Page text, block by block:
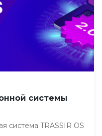
системы
система TRASSIR OS